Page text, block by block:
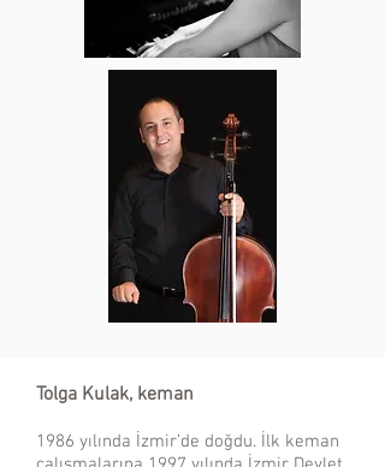
Tolga Kulak, keman
1986 yılında İzmir’de doğdu. İlk keman